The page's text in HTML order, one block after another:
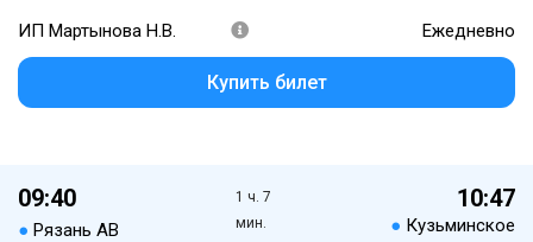
ИП Мартынова Н.В. Ежедневно
Купить билет
09:40
● Рязань АВ
1 ч. 7
мин.
10:47
● Кузьминское